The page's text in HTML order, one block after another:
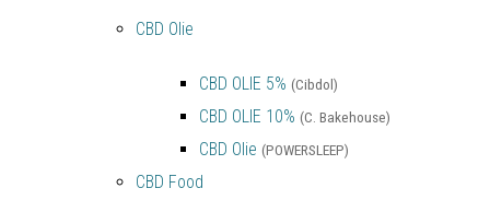
CBD Olie
CBD OLIE 5% (Cibdol)
CBD OLIE 10% (C. Bakehouse)
CBD Olie (POWERSLEEP)
CBD Food